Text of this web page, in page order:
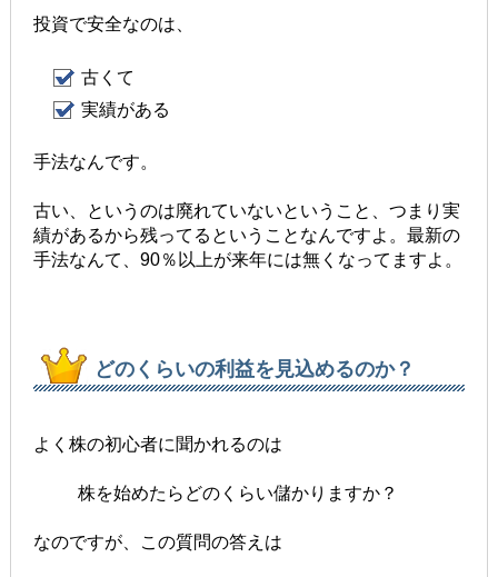
投資で安全なのは、
古くて
実績がある
手法なんです。
古い、というのは廃れていないということ、つまり実
績があるから残ってるということなんですよ。最新の
手法なんて、90％以上が来年には無くなってますよ。
どのくらいの利益を見込めるのか？
よく株の初心者に聞かれるのは
株を始めたらどのくらい儲かりますか？
なのですが、この質問の答えは